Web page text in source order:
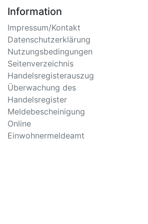
Information
Impressum/Kontakt
Datenschutzerklärung
Nutzungsbedingungen
Seitenverzeichnis
Handelsregisterauszug
Überwachung des
Handelsregister
Meldebescheinigung
Online
Einwohnermeldeamt